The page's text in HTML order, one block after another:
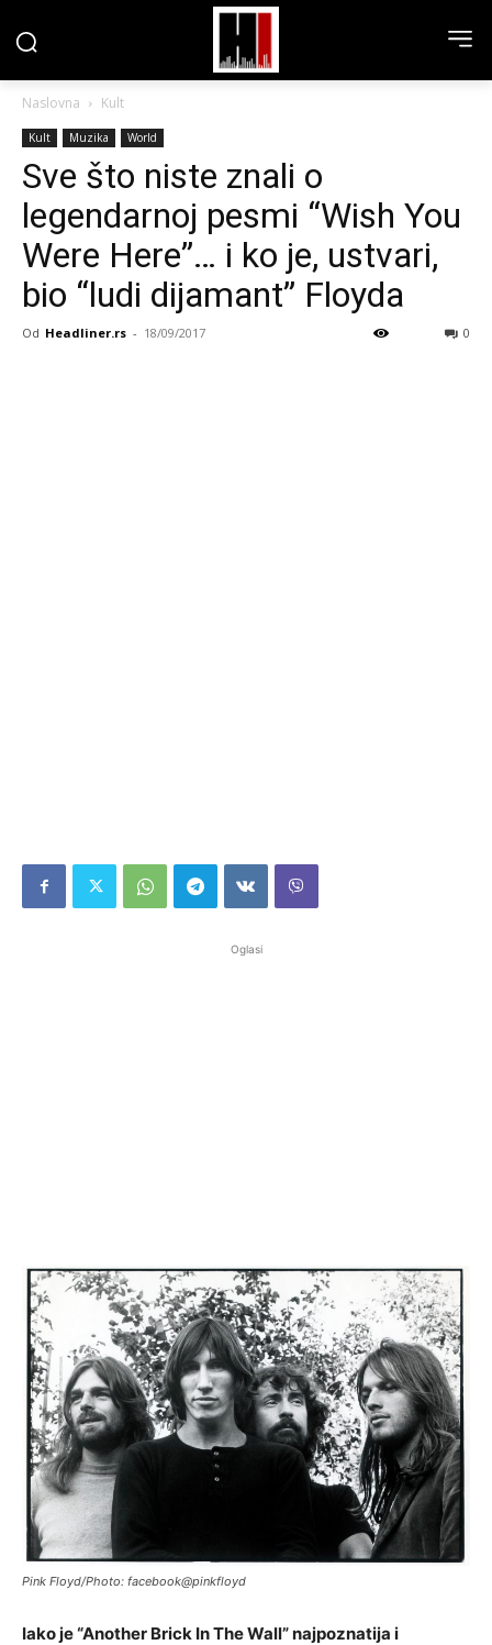
Naslovna Kult
Kult Muzika World
Sve što niste znali o
legendarnoj pesmi “Wish You
Were Here”… i ko je, ustvari,
bio “ludi dijamant” Floyda
Od Headliner.rs - 18/09/2017 0
Oglasi
Pink Floyd/Photo: facebook@pinkfloyd
Iako je “Another Brick In The Wall” najpoznatija i